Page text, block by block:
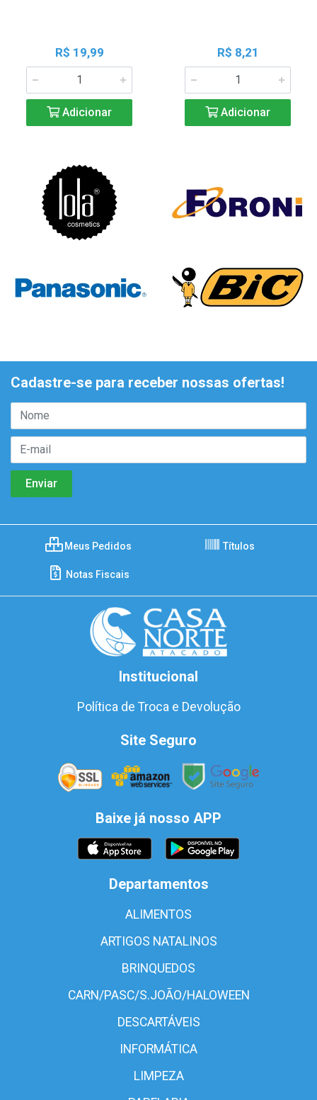
R$ 19,99
Adicionar
R$ 8,21
Adicionar
Cadastre-se para receber nossas ofertas!
Meus Pedidos Títulos
Notas Fiscais
Institucional
Política de Troca e Devolução
Site Seguro
Baixe já nosso APP
Departamentos
ALIMENTOS
ARTIGOS NATALINOS
BRINQUEDOS
CARN/PASC/S.JOÃO/HALOWEEN
DESCARTÁVEIS
INFORMÁTICA
LIMPEZA